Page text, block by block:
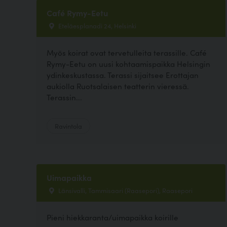
Café Rymy-Eetu
Eteläesplanadi 24, Helsinki
Myös koirat ovat tervetulleita terassille. Café
Rymy-Eetu on uusi kohtaamispaikka Helsingin
ydinkeskustassa. Terassi sijaitsee Erottajan
aukiolla Ruotsalaisen teatterin vieressä.
Terassin...
Uimapaikka
Länsivalli, Tammisaari (Raasepori), Raasepori
Pieni hiekkaranta/uimapaikka koirille